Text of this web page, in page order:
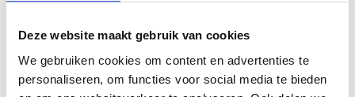
Deze website maakt gebruik van cookies
We gebruiken cookies om content en advertenties te
personaliseren, om functies voor social media te bieden